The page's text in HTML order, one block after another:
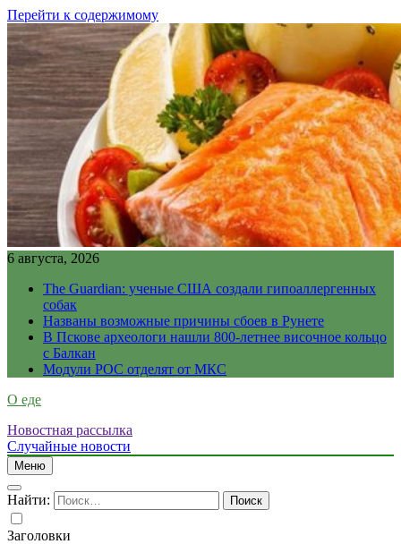
Перейти к содержимому
6 августа, 2026
The Guardian: ученые США создали гипоаллергенных
собак
Названы возможные причины сбоев в Рунете
В Пскове археологи нашли 800-летнее височное кольцо
с Балкан
Модули РОС отделят от МКС
О еде
Новостная рассылка
Случайные новости
Меню
Найти:
Заголовки